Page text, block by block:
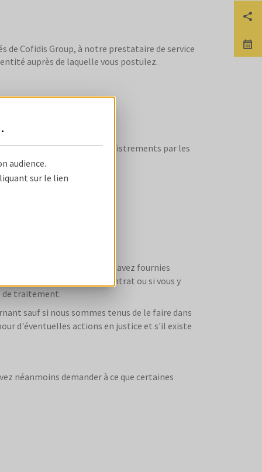
de Cofidis Group, à notre prestataire de service
auprès de laquelle vous postulez.
de la réception des enregistrements par les
les données que vous nous avez fournies
à l'exécution du contrat ou si vous y
de traitement.
sauf si nous sommes tenus de le faire dans
d'éventuelles actions en justice et s'il existe
néanmoins demander à ce que certaines
.
audience.
sur le lien